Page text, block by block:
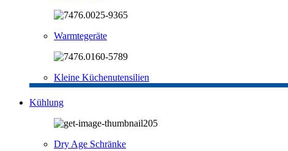
Warmtegeräte
Kleine Küchenutensilien
Kühlung
Dry Age Schränke